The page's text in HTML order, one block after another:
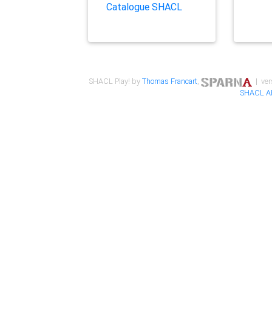
Catalogue SHACL
SHACL Play! byThomas Francart,
|
SHACL